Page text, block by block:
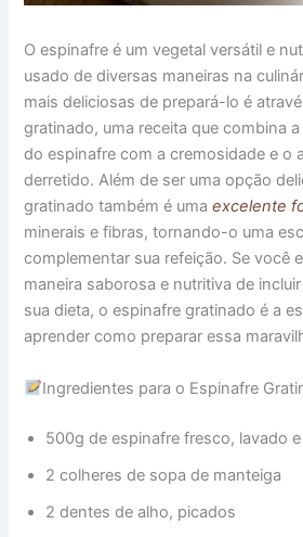
O espinafre é um vegetal versátil e
usado de diversas maneiras na
mais deliciosas de prepará-lo é
gratinado, uma receita que combina
do espinafre com a cremosidade e o
derretido. Além de ser uma opção
gratinado também é umaexcelente
minerais e fibras, tornando-o uma
complementar sua refeição. Se você
maneira saborosa e nutritiva de
sua dieta, o espinafre gratinado é a
aprender como preparar essa
Ingredientes para o Espinafre
500g de espinafre fresco, lavado
2 colheres de sopa de manteiga
2 dentes de alho, picados